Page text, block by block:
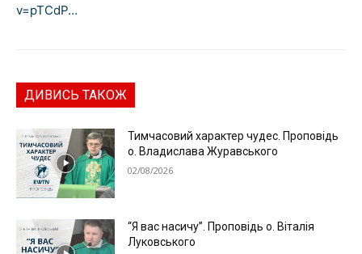
v=pTCdP…
ДИВИСЬ ТАКОЖ
Тимчасовий характер чудес. Проповідь
о. Владислава Журавського
02/08/2026
“Я вас насичу”. Проповідь о. Віталія
Луковського